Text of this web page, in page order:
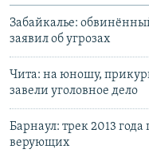
Забайкалье:
заявил об угрозах
Чита: на юношу,
завели уголовное дело
Барнаул: трек 2013
верующих